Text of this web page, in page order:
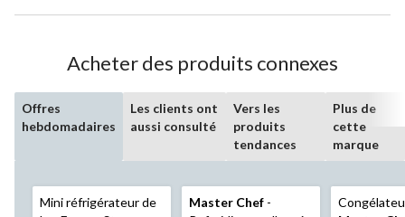
Acheter des produits connexes
Offres
hebdomadaires
Les clients ont
aussi consulté
Vers les
produits
tendances
Plus de
cette
marque
Mini réfrigérateur de
Master Chef -